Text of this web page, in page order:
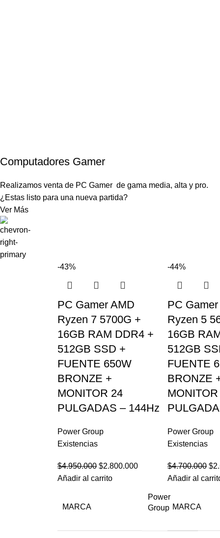
Computadores Gamer
Realizamos venta de PC Gamer de gama media, alta y pro.
¿Estas listo para una nueva partida?
Ver Más
-43%
PC Gamer AMD
Ryzen 7 5700G +
16GB RAM DDR4 +
512GB SSD +
FUENTE 650W
BRONZE +
MONITOR 24
PULGADAS – 144Hz
Power Group
Existencias
$4.950.000 $2.800.000
Añadir al carrito
MARCA
Power
Group
-44%
PC
Ryzen 5
16GB
512GB
FUENTE
BRONZE
Power Group
Existencias
$4.700.000 $
Añadir al
MARCA